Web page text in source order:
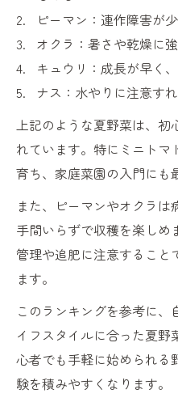
ピーマン：連作障害が
オクラ：暑さや乾燥に
キュウリ：成長が早く
ナス：水やりに注意す
上記のような夏野菜は、初
れています。特にミニトマ
育ち、家庭菜園の入門にも
また、ピーマンやオクラは
手間いらずで収穫を楽し
管理や追肥に注意すること
ます。
このランキングを参考に、
イフスタイルに合った夏
心者でも手軽に始められる
験を積みやすくなります。